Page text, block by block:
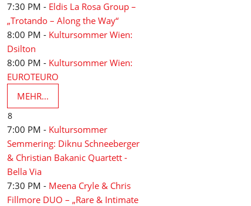
7:30 PM - Eldis La Rosa Group –
„Trotando – Along the Way“
8:00 PM - Kultursommer Wien:
Dsilton
8:00 PM - Kultursommer Wien:
EUROTEURO
MEHR...
8
7:00 PM - Kultursommer
Semmering: Diknu Schneeberger
& Christian Bakanic Quartett -
Bella Via
7:30 PM - Meena Cryle & Chris
Fillmore DUO – „Rare & Intimate